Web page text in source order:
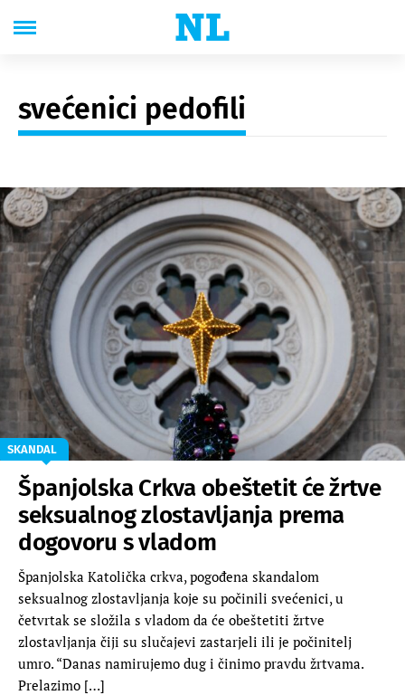
svećenici pedofili
SKANDAL
Španjolska Crkva obeštetit će žrtve
seksualnog zlostavljanja prema
dogovoru s vladom
Španjolska Katolička crkva, pogođena skandalom
seksualnog zlostavljanja koje su počinili svećenici, u
četvrtak se složila s vladom da će obeštetiti žrtve
zlostavljanja čiji su slučajevi zastarjeli ili je počinitelj
umro. “Danas namirujemo dug i činimo pravdu žrtvama.
Prelazimo […]